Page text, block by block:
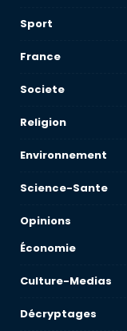
Sport
France
Societe
Religion
Environnement
Science-Sante
Opinions
Économie
Culture-Medias
Décryptages